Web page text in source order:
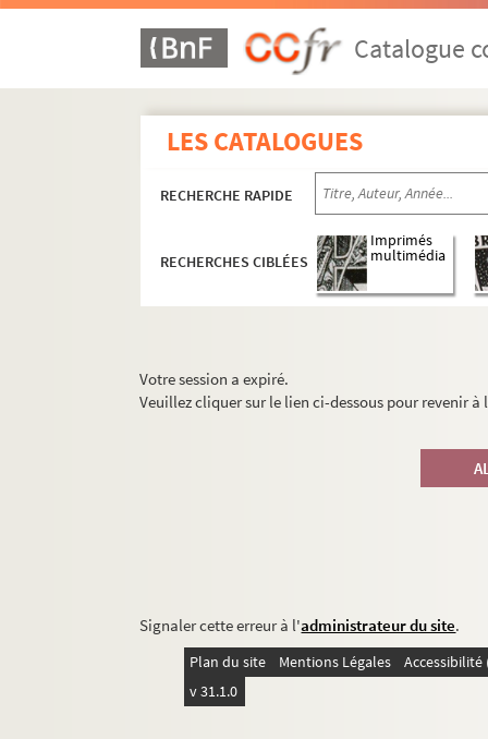
Catalogue
LES CATALOGUES
RECHERCHE RAPIDE
RECHERCHES CIBLÉES
Imprimés
multimédia
Votre session a expiré.
Veuillez cliquer sur le lien ci-dessous pour revenir
Signaler cette erreur à l'administrateur du site.
Plan du site Mentions Légales
v 31.1.0